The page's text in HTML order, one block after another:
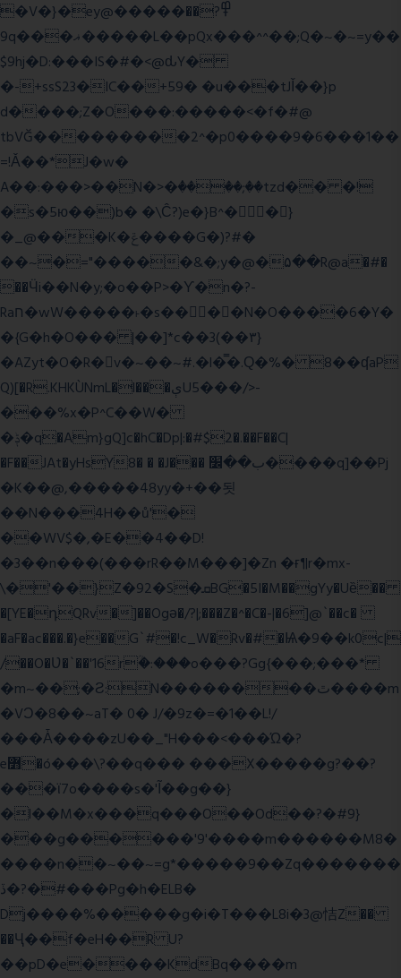
�V�}�ey@�����߾?��
9q���ޣ�����L��pQx���^^��;Q�~�~=y��
$9hj�D:���IS�#�<@ԃY�
�-+ssS23�IC��+59� �u���tJǏ��}p
d����;Z�O���:�����<�f�#@
tbVĞ���������2^�p0����9�6���1��
=!Ǎ��*J�w�
A��:���>��N�>�ٝ����;��tzd�� �!
�s�5ю��)b� �\Ĉ?)e�}B^��}
�_@���K�ݝ����G�)?#�
��~�="�����&�;y�@�۵��R@a�#�
��Ӵi��N�y;�o��P>�ϒ�n�?­
Raח�wW�����˫�s����N�O����6�Y�
�{G�h�O��� |��]*c��3(��٣}
�AZyt�O�R�v�~��~#.�l�̿�.Ԛ�%� 8��ʠaP
Q)[�R.KHKÙNmL�l���ېU5���/>-
���%x�P^C��W�
�ݙ�q�Am}gQ]c�hC�Dp|:�#$2�.��F��C|
�F��JAt�yHsY8� � �J��� ب��׼����q]��Pj
�K��@,�����48yy�+��됫
��N���4H��ů'�
��WV$�,�E��4��D!
�3��n���(���rR��M���]�Zn �ғ¶r�mx-
\�'��}Z�92�S�ܩBG�5I�M��gYy�Uȅ��
�[YE�դQRv�]��Ogə�/?|;���Z�^�C�-|�6]@`��c�
�aF�ac���.�}e��G`#�!c_W�Rv�#�Ѩ�9��k0c|
/��O�Ʋ�`��'16rؒ�:���o���?Gg{���;���*
�m~��;�Ƨ:N��������ٿ����m
�VϽ�8��~aT� 0� J/�9z�=�1��L!/
���Ǡ����zU��_"H���<���Ώ�?
e߻�ó���\?��q��� ���X�����g?��?
���ϊ7o����s�'Ĩ��g��}
�l��M�x���q���O��Od��?�#9}
���g������'9'����m������M8�
����n��~��~=g*�����9��Zq�������
ڏ�?�#���Pg�h�ELB�
Dj����%�����g�i�T���L8i�3@恄Z��
��Ҷ��f�eH��R U?
��pD�e����KdBq����m